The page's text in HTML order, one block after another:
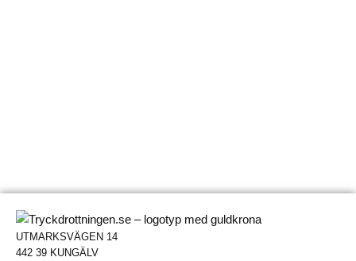
UTMARKSVÄGEN 14
442 39 KUNGÄLV